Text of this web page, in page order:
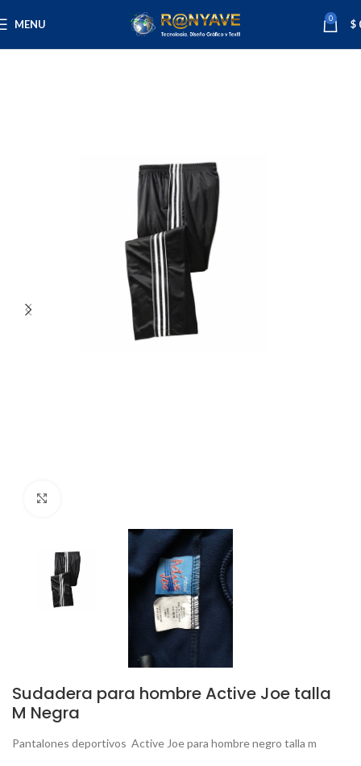
MENU 0 $
Sudadera para hombre Active Joe talla
M Negra
Pantalones deportivos Active Joe para hombre negro talla m